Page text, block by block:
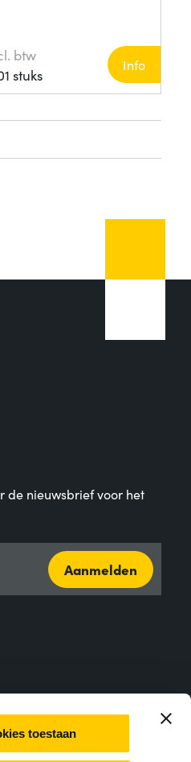
toestaan
btw
stuks
Info
de nieuwsbrief voor het
Aanmelden